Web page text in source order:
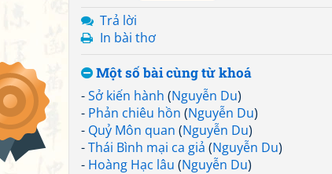
Trả lời
In bài thơ
Một số bài cùng từ khoá
-Sở kiến hành (Nguyễn Du)
- Phản chiêu hồn (Nguyễn Du)
- Quỷ Môn quan (Nguyễn Du)
-Thái Bình mại ca giả (Nguyễn Du)
- Hoàng Hạc lâu (Nguyễn Du)